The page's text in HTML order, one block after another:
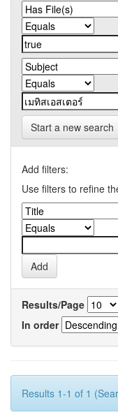
Start a new search
Add filters:
Use filters to refine
Results/Page
In order
Results 1-1 of 1